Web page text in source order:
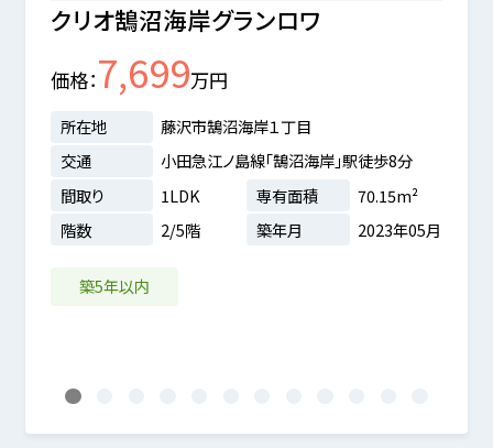
クリオ鵠沼海岸グランロワ
価格 7,699万円
所在地
藤沢市鵠沼海岸１丁目
交通
小田急江ノ島線「鵠沼海岸」駅徒歩8分
間取り
1LDK 専有面積
70.15m²
階数
2/5階 築年月 2023年05月
築5年以内
1